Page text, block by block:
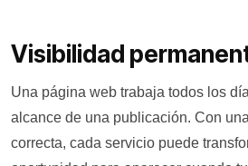
Visibilidad
Una página web trabaja todos los
alcance de una publicación. Con
correcta, cada servicio puede